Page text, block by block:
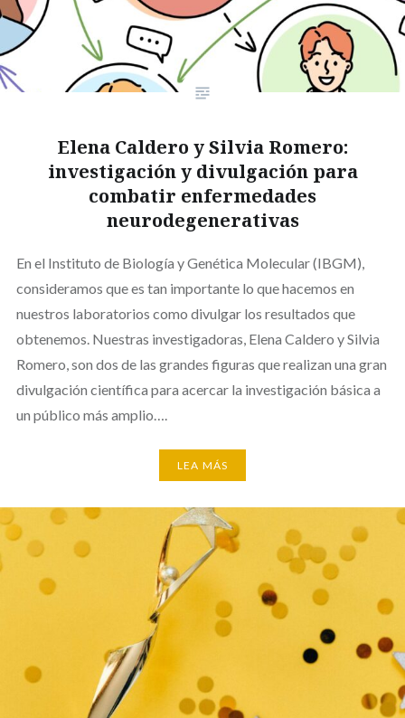
Elena Caldero y Silvia Romero:
investigación y divulgación para
combatir enfermedades
neurodegenerativas
En el Instituto de Biología y Genética Molecular (IBGM),
consideramos que es tan importante lo que hacemos en
nuestros laboratorios como divulgar los resultados que
obtenemos. Nuestras investigadoras, Elena Caldero y Silvia
Romero, son dos de las grandes figuras que realizan una gran
divulgación científica para acercar la investigación básica a
un público más amplio….
LEA MÁS